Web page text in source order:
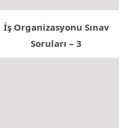
İş Organizasyonu Sınav
Soruları – 3